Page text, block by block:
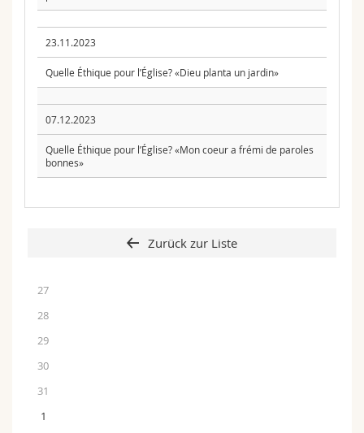
23.11.2023
Quelle Éthique pour l’Église? «Dieu planta un jardin»
07.12.2023
Quelle Éthique pour l’Église? «Mon coeur a frémi de paroles
bonnes»
Zurück zur Liste
27
28
29
30
31
1